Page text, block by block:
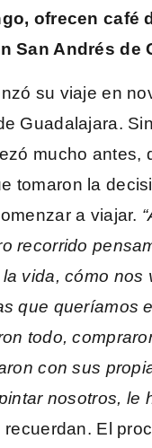
ofrecen café
San Andrés de
su viaje en
Guadalajara.
mucho antes,
tomaron la
a viajar.
recorrido
vida, cómo nos
que queríamos
todo,
con sus
nosotros, le
recuerdan. El